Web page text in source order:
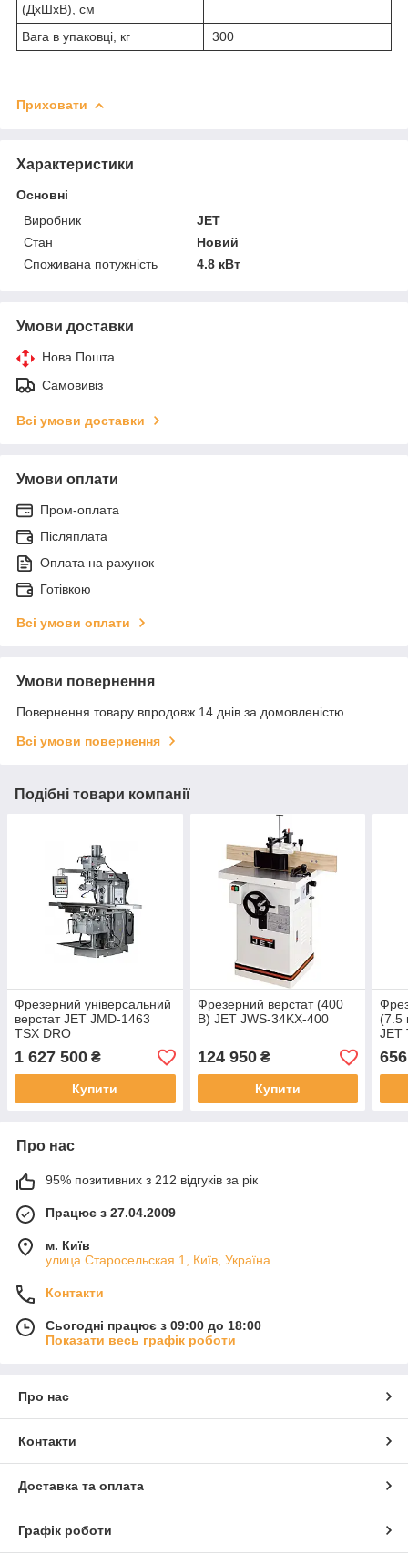
(ДхШхВ), см
Вага в упаковці, кг 300
Приховати
Характеристики
Основні
Виробник
JET
Стан
Новий
Споживана потужність
4.8 кВт
Умови доставки
Нова Пошта
Самовивіз
Всі умови доставки
Умови оплати
Пром-оплата
Післяплата
Оплата на рахунок
Готівкою
Всі умови оплати
Умови повернення
Повернення товару впродовж 14 днів за домовленістю
Всі умови повернення
Подібні товари компанії
Фрезерний універсальний
верстат JET JMD-1463
TSX DRO
1 627 500 ₴
Купити
Фрезерний верстат (400
В) JET JWS-34KX-400
124 950₴
Купити
(7.5
JET
Про нас
95% позитивних з 212 відгуків за рік
Працює з 27.04.2009
м. Київ
улица Старосельская 1, Київ, Україна
Контакти
Сьогодні працює з 09:00 до 18:00
Показати весь графік роботи
Про нас
Контакти
Доставка та оплата
Графік роботи